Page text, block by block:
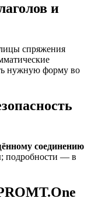
и
спряжения
нужную форму во
соединению
подробности — в